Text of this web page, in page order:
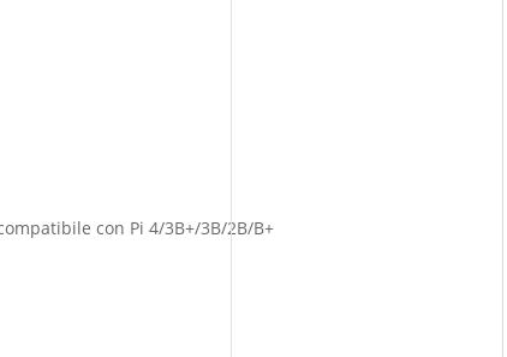
con Pi 4/3B+/3B/2B/B+